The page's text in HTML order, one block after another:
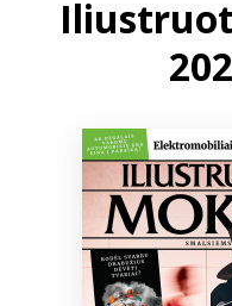
Naujienos
Bibliotekoms